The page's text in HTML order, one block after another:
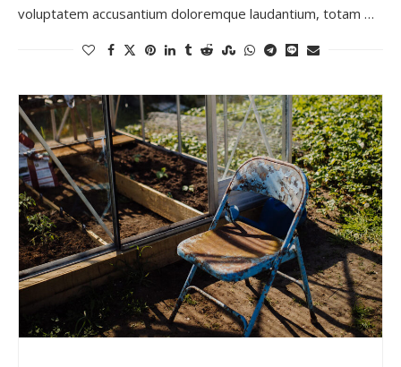
voluptatem accusantium doloremque laudantium, totam …